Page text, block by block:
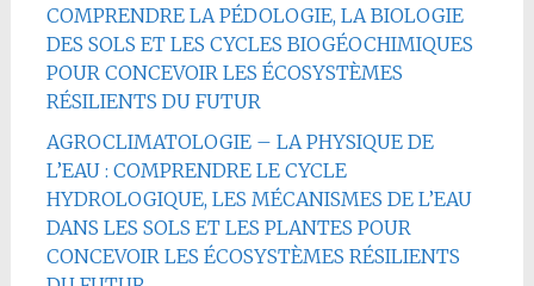
COMPRENDRE LA PÉDOLOGIE, LA BIOLOGIE
DES SOLS ET LES CYCLES BIOGÉOCHIMIQUES
POUR CONCEVOIR LES ÉCOSYSTÈMES
RÉSILIENTS DU FUTUR
AGROCLIMATOLOGIE – LA PHYSIQUE DE
L’EAU : COMPRENDRE LE CYCLE
HYDROLOGIQUE, LES MÉCANISMES DE L’EAU
DANS LES SOLS ET LES PLANTES POUR
CONCEVOIR LES ÉCOSYSTÈMES RÉSILIENTS